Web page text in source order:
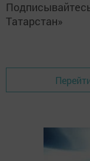
Татарстан»